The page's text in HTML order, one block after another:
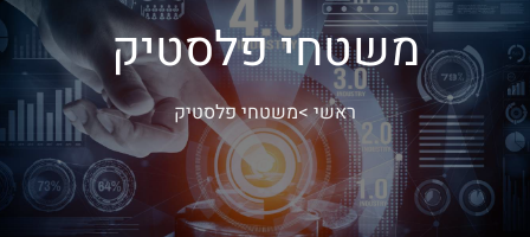
משטחי פלסטיק
ראשי>משטחי פלסטיק